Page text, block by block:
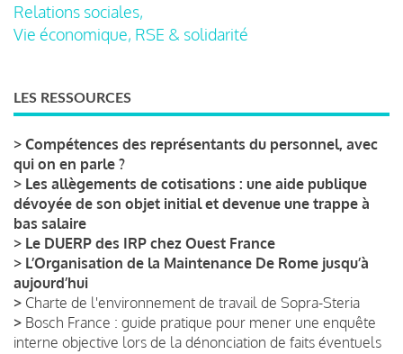
Relations sociales,
Vie économique, RSE & solidarité
LES RESSOURCES
> Compétences des représentants du personnel, avec
qui on en parle ?
> Les allègements de cotisations : une aide publique
dévoyée de son objet initial et devenue une trappe à
bas salaire
> Le DUERP des IRP chez Ouest France
> L’Organisation de la Maintenance De Rome jusqu’à
aujourd’hui
> Charte de l'environnement de travail de Sopra-Steria
> Bosch France : guide pratique pour mener une enquête
interne objective lors de la dénonciation de faits éventuels